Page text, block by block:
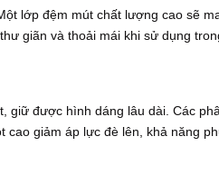
lớp đệm mút chất lượng cao sẽ
giãn và thoải mái khi sử dụng
giữ được hình dáng lâu dài. Các
giảm áp lực đè lên, khả năng